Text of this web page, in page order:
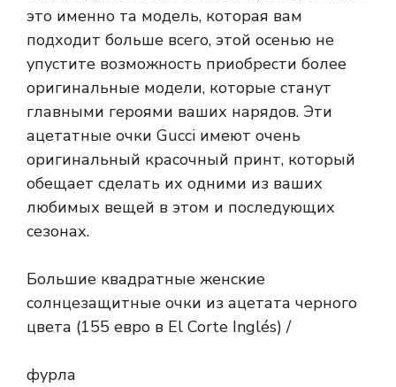
это именно та модель, которая вам
подходит больше всего, этой осенью не
упустите возможность приобрести более
оригинальные модели, которые станут
главными героями ваших нарядов. Эти
ацетатные очки Gucci имеют очень
оригинальный красочный принт, который
обещает сделать их одними из ваших
любимых вещей в этом и последующих
сезонах.
Большие квадратные женские
солнцезащитные очки из ацетата черного
цвета (155 евро в El Corte Inglés) /
фурла